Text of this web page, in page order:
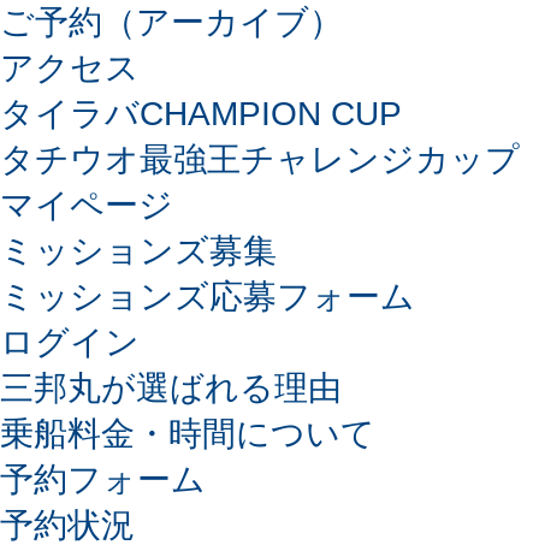
ご予約（アーカイブ）
アクセス
タイラバCHAMPION CUP
タチウオ最強王チャレンジカップ
マイページ
ミッションズ募集
ミッションズ応募フォーム
ログイン
三邦丸が選ばれる理由
乗船料金・時間について
予約フォーム
予約状況